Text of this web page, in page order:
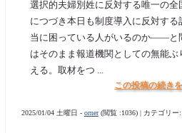
選択的夫婦別姓に反対する唯一の
につづき本日も制度導入に反対す
当に困っている人がいるのか――と
はそのまま報道機関としての無能
える。取材をつ ...
この投稿の続き
2025/01/04 土曜日 - orner(閲覧 :1036) | カテゴリー: